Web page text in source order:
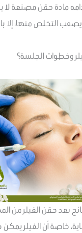
مادة حقن مصنعة
التخلص منها؛ إلا
وخطوات الجلسة؟
بعد حقن الفيلر من
خاصة أن الفيلر